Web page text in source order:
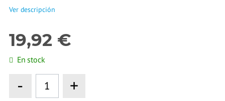
Ver descripción
19,92 €
En stock
- +